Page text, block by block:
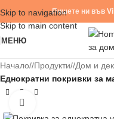
Skip to navigation
Skip to main content
Пишете ни във
МЕНЮ
Начало/ Продукти/ Дом и
Еднократни покривки за